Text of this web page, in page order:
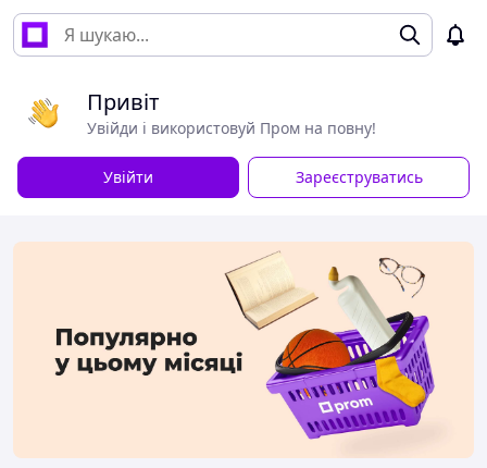
Привіт
Увійди і використовуй Пром на повну!
Увійти Зареєструватись